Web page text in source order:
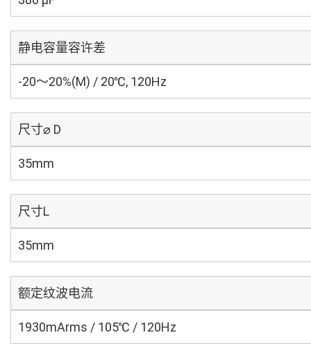
静电容量容许差
-20～20%(M) / 20℃, 120Hz
尺寸⌀ D
35mm
尺寸L
35mm
额定纹波电流
1930mArms / 105℃ / 120Hz